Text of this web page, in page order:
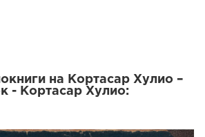
на Кортасар Хулио –
- Кортасар Хулио: